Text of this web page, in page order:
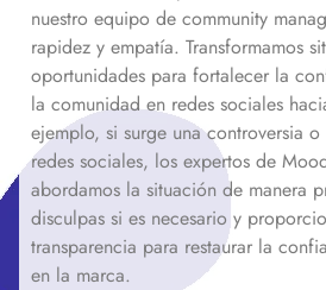
nuestro equipo de community
rapidez y empatía. Transformamos
oportunidades para fortalecer la
la comunidad en redes sociales
ejemplo, si surge una controversia
redes sociales, los expertos de
abordamos la situación de manera
disculpas si es necesario y
transparencia para restaurar la
en la marca.